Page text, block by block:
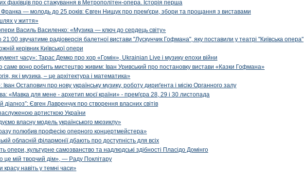
фахівців про стажування в Метрополітен-опера. Історія перша
Франка — молодь до 25 років: Євген Нищук про прем'єри, збори та прощання з виставами
у життя»
Василь Василенко: «Музика — ключ до сердець світу»
звучатиме радіоверсія балетної вистави "Лускунчик Гофмана", яку поставили у театрі "Київська опера"
керівник Київської опери
часу»: Тарас Демко про хор «Гомін», Ukrainian Live і музику епохи війни
саме воно робить мистецтво живим: Іван Уривський про постановку вистави «Казки Гофмана»
як і музика, – це архітектура і математика»
Остапович про нову українську музику, роботу дириґента і місію Органного залу
«Мавка для мене - архетип моєї країни» - прем'єра 28, 29 і 30 листопада
Євген Лавренчук про створення власних світів
артисткою України
власну модель українського мюзиклу»
полюбив професію оперного концертмейстера»
обласній філармонії дбають про доступність для всіх
культурне самозванство та надлюдські здібності Пласідо Домінго
це мій творчий дім», — Раду Поклітару
навіть у темні часи»